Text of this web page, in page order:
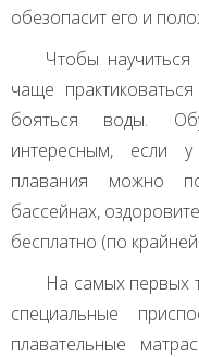
обезопасит его и
Чтобы
чаще
бояться воды.
интересным, если
плавания можно
бассейнах,
бесплатно (по
На самых первых
специальные
плавательные